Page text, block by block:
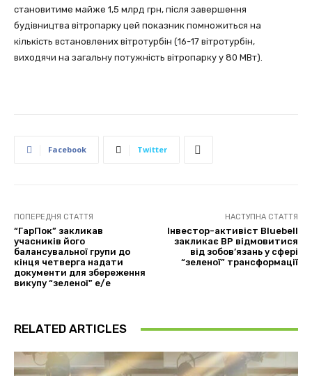
становитиме майже 1,5 млрд грн, після завершення
будівництва вітропарку цей показник помножиться на
кількість встановлених вітротурбін (16-17 вітротурбін,
виходячи на загальну потужність вітропарку у 80 МВт).
Facebook Twitter
ПОПЕРЕДНЯ СТАТТЯ
“ГарПок” закликав
учасників його
балансувальної групи до
кінця четверга надати
документи для збереження
викупу “зеленої” е/е
НАСТУПНА СТАТТЯ
Інвестор-активіст Bluebell
закликає BP відмовитися
від зобов’язань у сфері
“зеленої” трансформації
RELATED ARTICLES